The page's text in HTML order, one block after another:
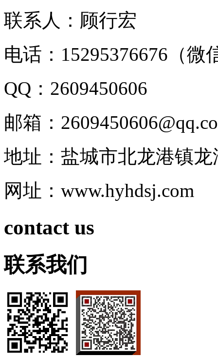
联系人：顾行宏
电话：15295376676（微
QQ：2609450606
邮箱：
地址：盐城市北龙港镇龙
网址：www.hyhdsj.com
contact us
联系我们